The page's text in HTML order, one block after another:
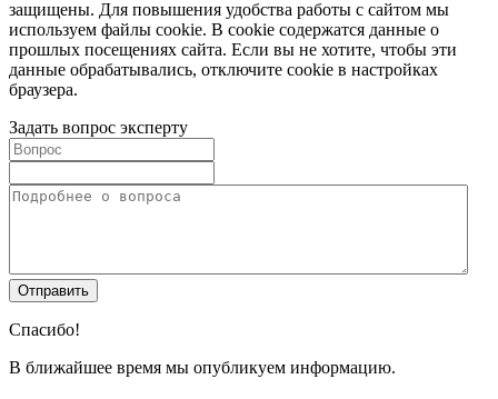
защищены. Для повышения удобства работы с сайтом мы
используем файлы cookie. В cookie содержатся данные о
прошлых посещениях сайта. Если вы не хотите, чтобы эти
данные обрабатывались, отключите cookie в настройках
браузера.
Задать вопрос эксперту
Спасибо!
В ближайшее время мы опубликуем информацию.